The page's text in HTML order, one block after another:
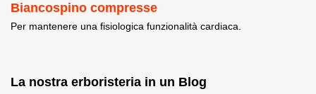
Biancospino compresse
Per mantenere una fisiologica funzionalità cardiaca.
La nostra erboristeria in un Blog